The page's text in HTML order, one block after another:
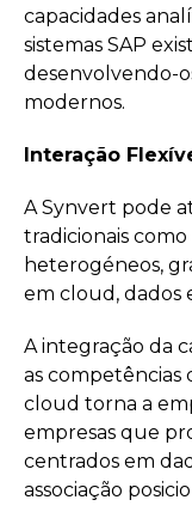
capacidades
sistemas SAP
desenvolvendo-
modernos.
Interação
A Synvert pode
tradicionais
heterogéneos,
em cloud, dados
A integração da
as competências
cloud torna a
empresas que
centrados em
associação